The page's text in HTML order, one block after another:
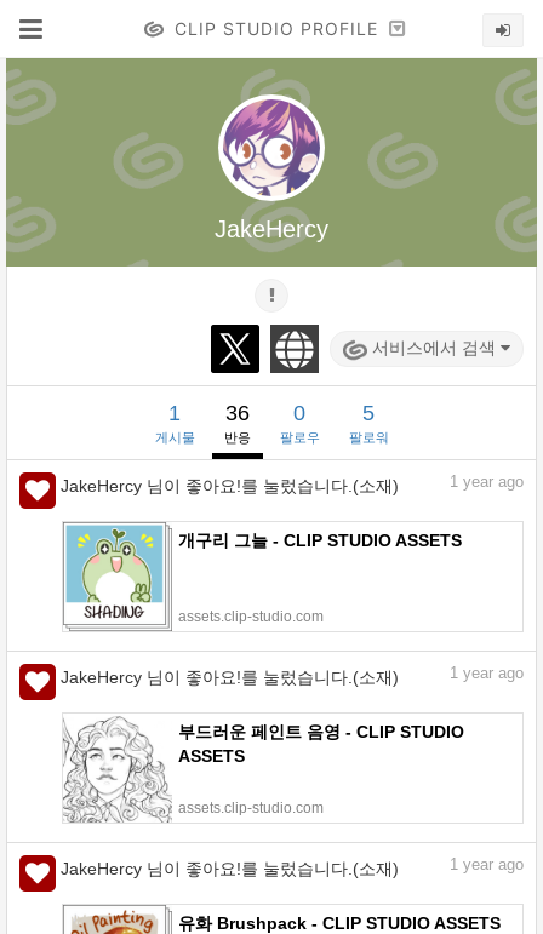
CLIP STUDIO PROFILE
JakeHercy
서비스에서 검색
1
게시물
36
반응
0
팔로우
5
팔로워
JakeHercy 님이 좋아요!를 눌렀습니다.(소재) 1 year ago
개구리 그늘 - CLIP STUDIO ASSETS
assets.clip-studio.com
JakeHercy 님이 좋아요!를 눌렀습니다.(소재) 1 year ago
부드러운 페인트 음영 - CLIP STUDIO
ASSETS
assets.clip-studio.com
JakeHercy 님이 좋아요!를 눌렀습니다.(소재) 1 year ago
유화 Brushpack - CLIP STUDIO ASSETS